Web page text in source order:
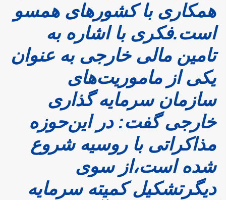
همکاری با کشورهای همسو
است.فکری با اشاره به
تامین مالی خارجی به عنوان
یکی از ماموریت‌های
سازمان سرمایه گذاری
خارجی گفت: در این‌‌حوزه
مذاکراتی با روسیه شروع
شده است،از سوی
دیگر‌تشکیل کمیته سرمایه